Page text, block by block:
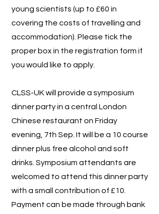
young scientists (up to £60 in
covering the costs of travelling and
accommodation). Please tick the
proper box in the registration form if
you would like to apply.
CLSS-UK will provide a symposium
dinner party in a central London
Chinese restaurant on Friday
evening, 7th Sep. It will be a 10 course
dinner plus free alcohol and soft
drinks. Symposium attendants are
welcomed to attend this dinner party
with a small contribution of £10.
Payment can be made through bank